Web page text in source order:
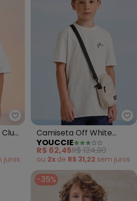
Youccie - Camiseta Off White
juros
Camiseta Off White
Estampa (Off White)
YOUCCIE
R$ 62,45R$ 124,90
ou 2x de R$ 31,22 sem juros
-35%